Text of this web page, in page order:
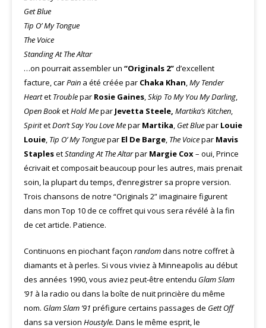
Get Blue
Tip O’ My Tongue
The Voice
Standing At The Altar
…on pourrait assembler un “Originals 2”d’excellent
facture, carPain a été créée par Chaka Khan,My Tender
Heartet Troublepar Rosie Gaines,Skip To My You My Darling,
Open BooketHold Mepar Jevetta Steele, Martika’s Kitchen,
SpiritetDon’t Say You Love Mepar Martika, Get Bluepar Louie
Louie, Tip O’ My Tonguepar El De Barge, The Voicepar Mavis
StaplesetStanding At The Altarpar Margie Cox– oui, Prince
écrivait et composait beaucoup pour les autres, mais prenait
soin, la plupart du temps, d’enregistrer sa propre version.
Trois chansons de notre “Originals 2” imaginaire figurent
dans mon Top 10 de ce coffret qui vous sera révélé à la fin
de cet article. Patience.
Continuons en piochant façon randomdans notre coffret à
diamants et à perles. Si vous viviez à Minneapolis au début
des années 1990, vous aviez peut-être entendu Glam Slam
’91 à la radio ou dans la boîte de nuit princière du même
nom. Glam Slam ’91 préfigure certains passages de Gett Off
dans sa version Houstyle. Dans le même esprit, le